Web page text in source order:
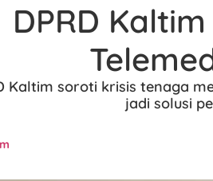
DPRD
Kaltim soroti krisis tenaga
jadi solusi